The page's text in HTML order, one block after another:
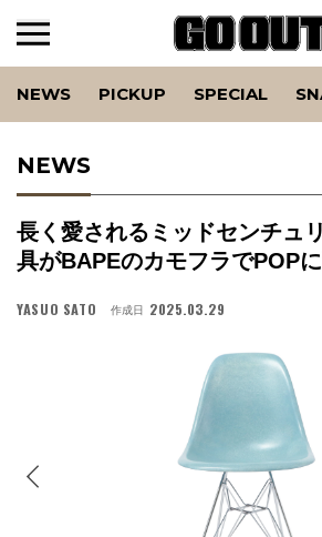
NEWS PICKUP SPECIAL
NEWS
長く愛されるミッドセンチュ
具がBAPEのカモフラでPOPに
YASUO SATO 作成日 2025.03.29